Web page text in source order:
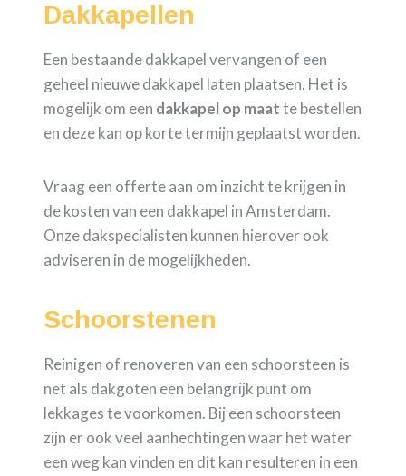
Dakkapellen
Een bestaande dakkapel vervangen of een
geheel nieuwe dakkapel laten plaatsen. Het is
mogelijk om een dakkapel op maatte bestellen
en deze kan op korte termijn geplaatst worden.
Vraag een offerte aan om inzicht te krijgen in
de kosten van een dakkapel in Amsterdam.
Onze dakspecialisten kunnen hierover ook
adviseren in de mogelijkheden.
Schoorstenen
Reinigen of renoveren van een schoorsteen is
net als dakgoten een belangrijk punt om
lekkages te voorkomen. Bij een schoorsteen
zijn er ook veel aanhechtingen waar het water
een weg kan vinden en dit kan resulteren in een